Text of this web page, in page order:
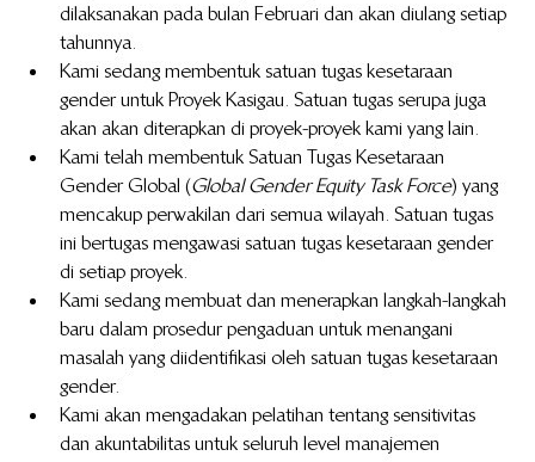
dilaksanakan pada bulan Februari dan akan diulang setiap
tahunnya.
Kami sedang membentuk satuan tugas kesetaraan
gender untuk Proyek Kasigau. Satuan tugas serupa juga
akan akan diterapkan di proyek-proyek kami yang lain.
Kami telah membentuk Satuan Tugas Kesetaraan
Gender Global (Global Gender Equity Task Force) yang
mencakup perwakilan dari semua wilayah. Satuan tugas
ini bertugas mengawasi satuan tugas kesetaraan gender
di setiap proyek.
Kami sedang membuat dan menerapkan langkah-langkah
baru dalam prosedur pengaduan untuk menangani
masalah yang diidentifikasi oleh satuan tugas kesetaraan
gender.
Kami akan mengadakan pelatihan tentang sensitivitas
dan akuntabilitas untuk seluruh level manajemen